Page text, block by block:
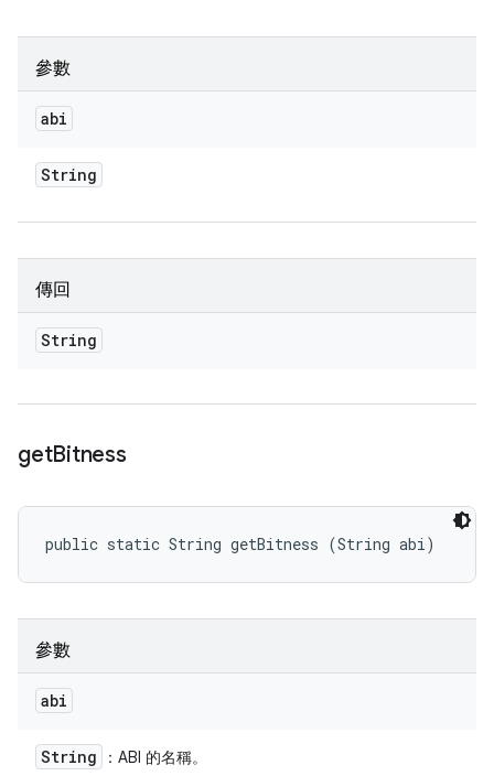
參數
abi
String
傳回
String
getBitness
public static String getBitness (String abi)
參數
abi
String ：ABI 的名稱。